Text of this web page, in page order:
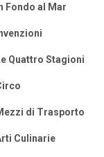
Fondo al Mar
Quattro Stagioni
di Trasporto
Culinarie